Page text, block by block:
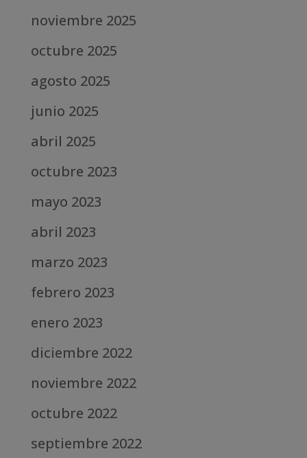
noviembre 2025
octubre 2025
agosto 2025
junio 2025
abril 2025
octubre 2023
mayo 2023
abril 2023
marzo 2023
febrero 2023
enero 2023
diciembre 2022
noviembre 2022
octubre 2022
septiembre 2022